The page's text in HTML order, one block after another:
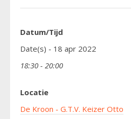
Datum/Tijd
Date(s) - 18 apr 2022
18:30 - 20:00
Locatie
De Kroon - G.T.V. Keizer Otto